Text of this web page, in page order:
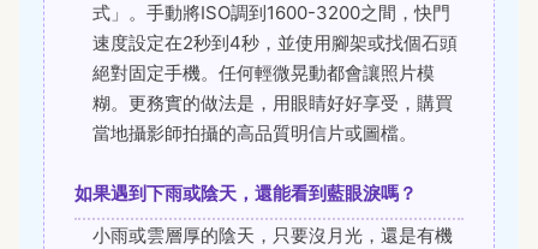
式」。手動將ISO調到1600-3200之間，快門
速度設定在2秒到4秒，並使用腳架或找個石頭
絕對固定手機。任何輕微晃動都會讓照片模
糊。更務實的做法是，用眼睛好好享受，購買
當地攝影師拍攝的高品質明信片或圖檔。
如果遇到下雨或陰天，還能看到藍眼淚嗎？
小雨或雲層厚的陰天，只要沒月光，還是有機